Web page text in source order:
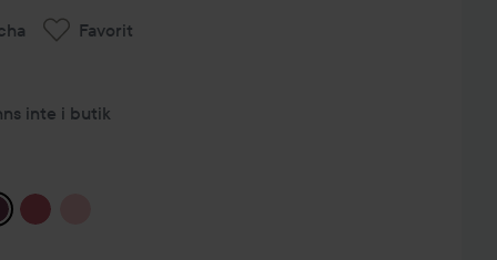
Favorit
inte i butik